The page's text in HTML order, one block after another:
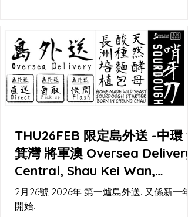
現 meet up，再加埋幾個固定取貨點，一齊
幫你喺城入面留返少少島上節奏。
THU26FEB 限定島外送 -中環
箕灣 將軍澳 Oversea
Central, Shau Kei Wan,
Tseung Kwan O
2月26號 2026年 第一爐島外送. 又係新一
開始.